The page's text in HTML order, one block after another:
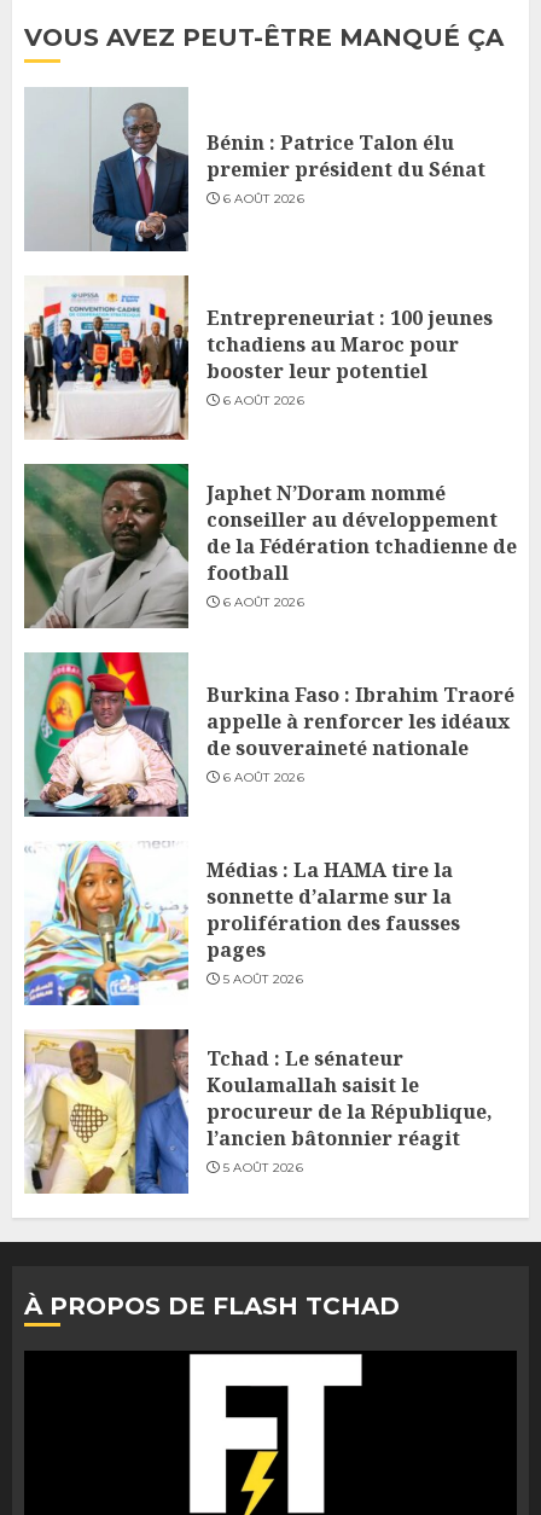
VOUS AVEZ PEUT-ÊTRE MANQUÉ ÇA
Bénin : Patrice Talon élu
premier président du Sénat
6 AOÛT 2026
Entrepreneuriat : 100 jeunes
tchadiens au Maroc pour
booster leur potentiel
6 AOÛT 2026
Japhet N’Doram nommé
conseiller au développement
de la Fédération tchadienne de
football
6 AOÛT 2026
Burkina Faso : Ibrahim Traoré
appelle à renforcer les idéaux
de souveraineté nationale
6 AOÛT 2026
Médias : La HAMA tire la
sonnette d’alarme sur la
prolifération des fausses
pages
5 AOÛT 2026
Tchad : Le sénateur
Koulamallah saisit le
procureur de la République,
l’ancien bâtonnier réagit
5 AOÛT 2026
À PROPOS DE FLASH TCHAD